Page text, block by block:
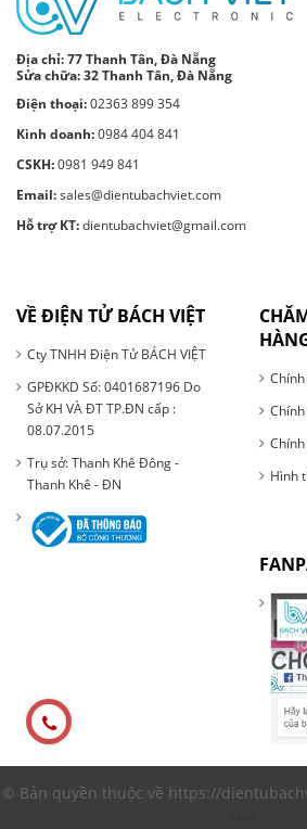
Địa chỉ:77 Thanh Tân, Đà Nẵng
Sửa chữa: 32 Thanh Tân, Đà Nẵng
Điện thoại:02363 899 354
Kinh doanh:0984 404 841
CSKH:0981 949 841
Email:sales@dientubachviet.com
Hỗ trợ KT:dientubachviet@gmail.com
VỀ ĐIỆN TỬ BÁCH VIỆT
Cty TNHH Điện Tử BÁCH VIỆT
GPĐKKD Số: 0401687196 Do
Sở KH VÀ ĐT TP.ĐN cấp :
08.07.2015
Trụ sở: Thanh Khê Đông -
Thanh Khê - ĐN
Hình
© Bản quyền thuộc về https://